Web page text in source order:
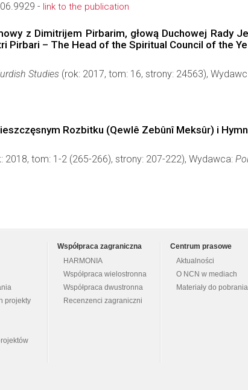
- link to the publication
z Dimitrijem Pirbarim, głową Duchowej Rady
Pirbari – The Head of the Spiritual Council of the
Studies (rok: 2017, tom: 16, strony: 24563),
Rozbitku (Qewlê Zebûnî Meksûr) i
2018, tom: 1-2 (265-266), strony: 207-222), Wydawca:
projekty
Współpraca zagraniczna
HARMONIA
Współpraca wielostronna
Współpraca dwustronna
Recenzenci zagraniczni
Centrum prasowe
Aktualności
O NCN w mediach
Materiały do pobrania